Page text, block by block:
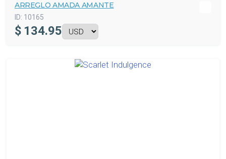
ARREGLO AMADA AMANTE
ID: 10165
$ 134.95